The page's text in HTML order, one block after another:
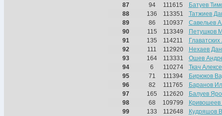
87
94 111615
Батуев
88
136 113351
Татжиев
89
86 110937
Савельев
90
115 113349
Петушков
91
135 114211
92
111 112920
Нехаев
93
164 113331
Ошев
94
6 110274
Ткач
95
71 111394
Бирюков
96
82 111765
Баранов
97
165 112620
Балуев
98
68 109799
Кривошеев
99
133 112648
Кудряшов